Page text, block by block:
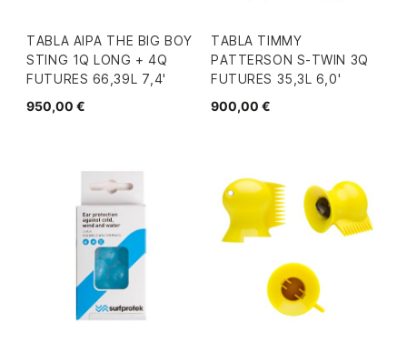
TABLA AIPA THE BIG BOY
STING 1Q LONG + 4Q
FUTURES 66,39L 7,4'
950,00 €
TABLA TIMMY
PATTERSON S-TWIN 3Q
FUTURES 35,3L 6,0'
900,00 €